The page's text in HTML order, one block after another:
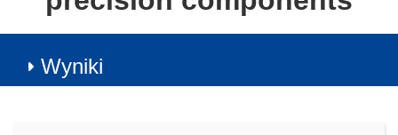
Wyniki